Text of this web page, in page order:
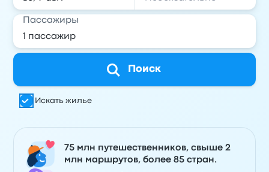
Пассажиры
Поиск
Искать жилье
75 млн путешественников, свыше 2
млн маршрутов, более 85 стран.